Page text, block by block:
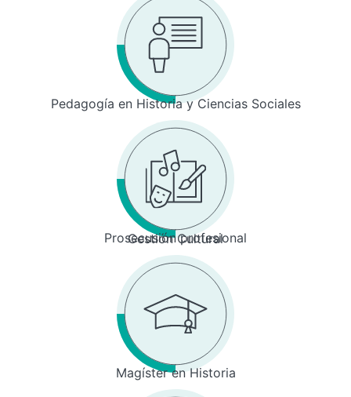
Pedagogía en Historia y Ciencias Sociales
Prosecusión profesional
Gestión Cultural
Magíster en Historia